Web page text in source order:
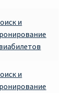
Харькова,
и
и